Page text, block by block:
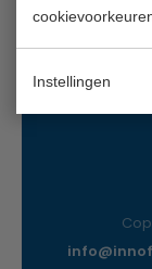
Instellingen